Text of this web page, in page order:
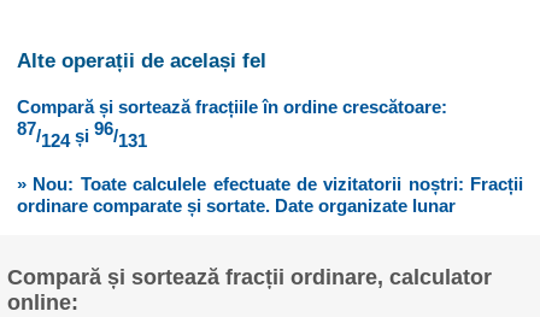
Alte operații de același fel
Compară și sortează fracțiile în ordine crescătoare:
87/124 și 96/131
» Nou: Toate calculele efectuate de vizitatorii noștri: Fracții
ordinare comparate și sortate. Date organizate lunar
Compară și sortează fracții ordinare, calculator
online: